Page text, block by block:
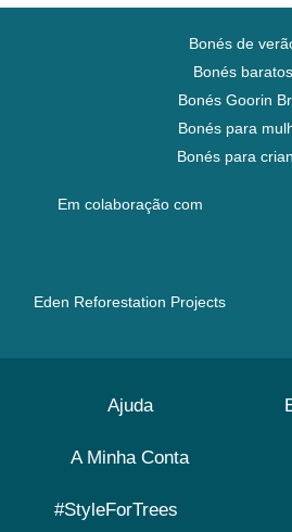
Bonés de
Bonés baratos
Bonés Goorin
Bonés para
Bonés para
Em colaboração com
Eden Reforestation Projects
Ajuda
A Minha Conta
#StyleForTrees